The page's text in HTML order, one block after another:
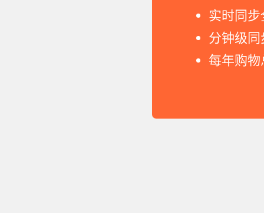
实时同
分钟级
每年购